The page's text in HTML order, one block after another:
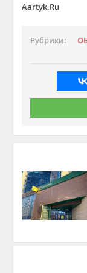
Aartyk.Ru
Рубрики: